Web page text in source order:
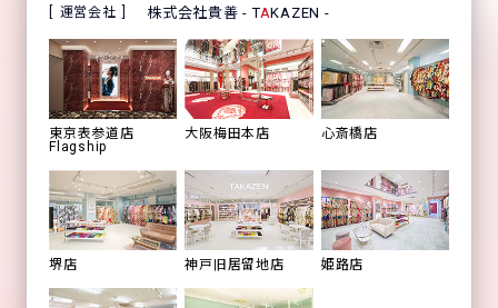
運営会社 株式会社貴善 - TAKAZEN -
東京表参道店
Flagship
大阪梅田本店 心斎橋店
堺店 神戸旧居留地店 姫路店